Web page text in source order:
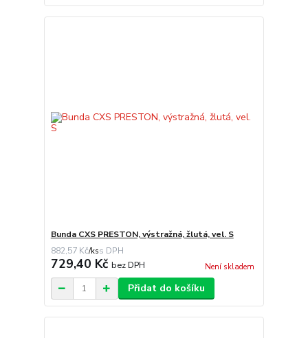
Bunda CXS PRESTON, výstražná, žlutá, vel. S
882,57 Kč/ks
729,40 Kč bez DPH Není skladem
Přidat do košíku